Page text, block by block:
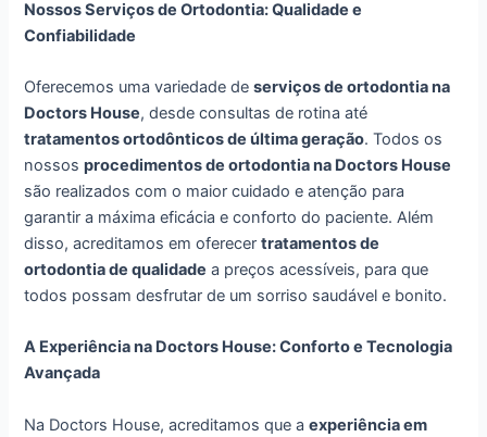
Nossos Serviços de Ortodontia: Qualidade e
Confiabilidade
Oferecemos uma variedade deserviços de ortodontia na
Doctors House, desde consultas de rotina até
tratamentos ortodônticos de última geração. Todos os
nossosprocedimentos de ortodontia na Doctors House
são realizados com o maior cuidado e atenção para
garantir a máxima eficácia e conforto do paciente. Além
disso, acreditamos em oferecertratamentos de
ortodontia de qualidade a preços acessíveis, para que
todos possam desfrutar de um sorriso saudável e bonito.
A Experiência na Doctors House: Conforto e Tecnologia
Avançada
Na Doctors House, acreditamos que aexperiência em